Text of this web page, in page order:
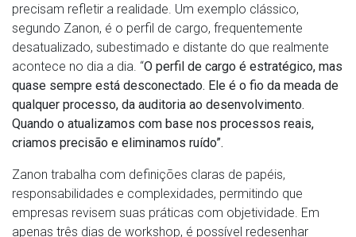
precisam refletir a realidade. Um exemplo clássico,
segundo Zanon, é o perfil de cargo, frequentemente
desatualizado, subestimado e distante do que realmente
acontece no dia a dia. “O perfil de cargo é estratégico, mas
quase sempre está desconectado. Ele é o fio da meada de
qualquer processo, da auditoria ao desenvolvimento.
Quando o atualizamos com base nos processos reais,
criamos precisão e eliminamos ruído”.
Zanon trabalha com definições claras de papéis,
responsabilidades e complexidades, permitindo que
empresas revisem suas práticas com objetividade. Em
apenas três dias de workshop, é possível redesenhar